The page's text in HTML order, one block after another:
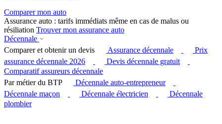
Comparer mon auto
Assurance auto : tarifs immédiats même en cas de malus ou
résiliation Trouver mon assurance auto
Décennale
Comparer et obtenir un devis
Assurance décennale
Prix
assurance décennale 2026
Devis décennale gratuit
Comparatif assureurs décennale
Par métier du BTP
Décennale auto-entrepreneur
Décennale maçon
Décennale électricien
Décennale
plombier